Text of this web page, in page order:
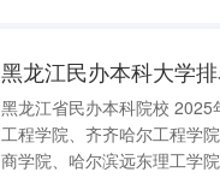
黑龙江民办本科大学
黑龙江省民办本科院校 2025年黑龙江民办本科大学有12所，分别是黑龙江东方学院、哈尔滨信息
工程学院、齐齐哈尔工程学
商学院、哈尔滨远东理工学